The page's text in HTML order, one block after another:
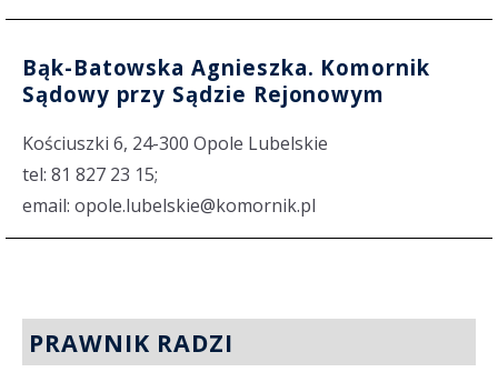
Bąk-Batowska Agnieszka. Komornik
Sądowy przy Sądzie Rejonowym
Kościuszki 6, 24-300 Opole Lubelskie
tel: 81 827 23 15;
email: opole.lubelskie@komornik.pl
PRAWNIK RADZI